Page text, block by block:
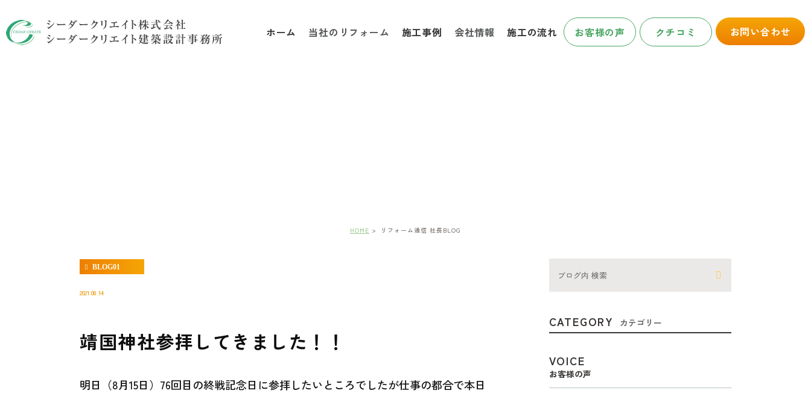
ホーム 当社のリフォーム 施工事例 会社情報 施工の流れ お客様の声 クチコミ お問い合わせ
HOME リフォーム通信 社長BLOG
BLOG01
2021.08.14
靖国神社参拝してきました！！
明日（8月15日）76回目の終戦記念日に参拝したいところでしたが仕事の都合で本日
CATEGORY カテゴリー
VOICE
お客様の声